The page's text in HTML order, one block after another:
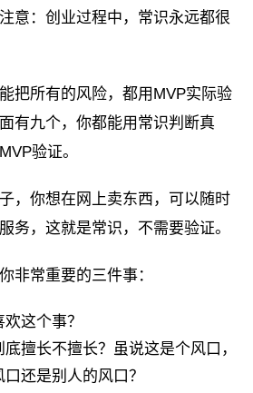
意：创业过程中，常识永远都很
把所有的风险，都用MVP实际验
有九个，你都能用常识判断真
验证。
，你想在网上卖东西，可以随时
务，这就是常识，不需要验证。
非常重要的三件事：
这个事？
擅长不擅长？虽说这是个风口，
还是别人的风口？